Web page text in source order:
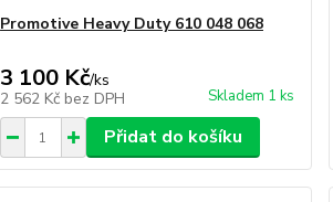
Promotive Heavy Duty 610 048 068
3 100 Kč/ks
2 562 Kč bez DPH Skladem 1 ks
Přidat do košíku